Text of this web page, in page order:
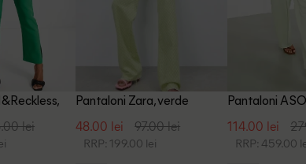
lei
Pantaloni Zara, verde
48.00 lei 97.00 lei
RRP: 199.00 lei
Pantaloni
114.00 lei
RRP: 459.00